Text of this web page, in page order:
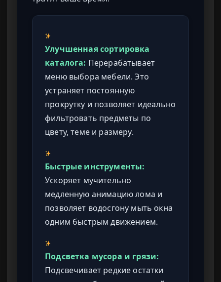
Улучшенная сортировка
каталога: Перерабатывает
меню выбора мебели. Это
устраняет постоянную
прокрутку и позволяет идеально
фильтровать предметы по
цвету, теме и размеру.
Быстрые инструменты:
Ускоряет мучительно
медленную анимацию лома и
позволяет водосгону мыть окна
одним быстрым движением.
Подсветка мусора и грязи:
Подсвечивает редкие остатки